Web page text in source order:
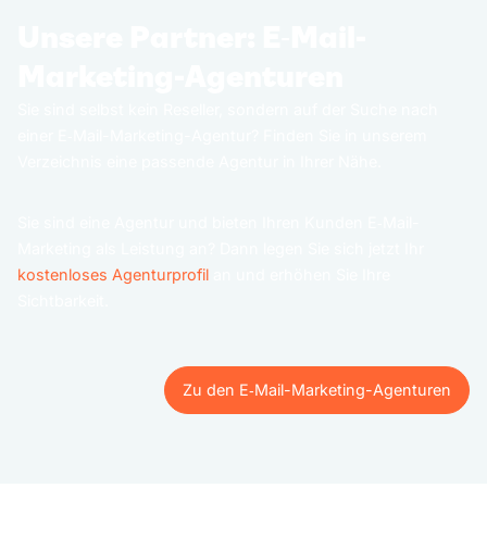
kostenloses Agenturprofil
Zu den E‑Mail-Marketing-Agenturen
Zu den E‑Mail-Marketing-Agenturen